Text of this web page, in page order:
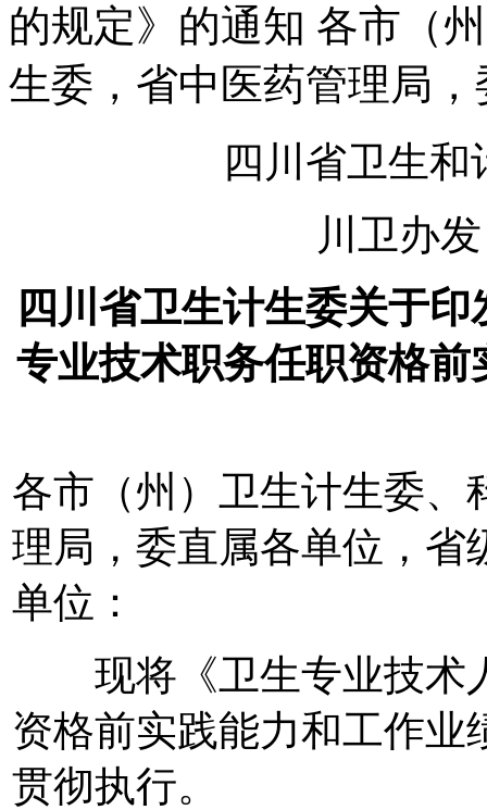
的规定》的通知 各市（
生委，省中医药管理局
四川省卫生
川卫办
四川省卫生计生委关于
专业技术职务任职资格
各市（州）卫生计生委、
理局，委直属各单位，省
单位：
现将《卫生专业技术
资格前实践能力和工作业
贯彻执行。